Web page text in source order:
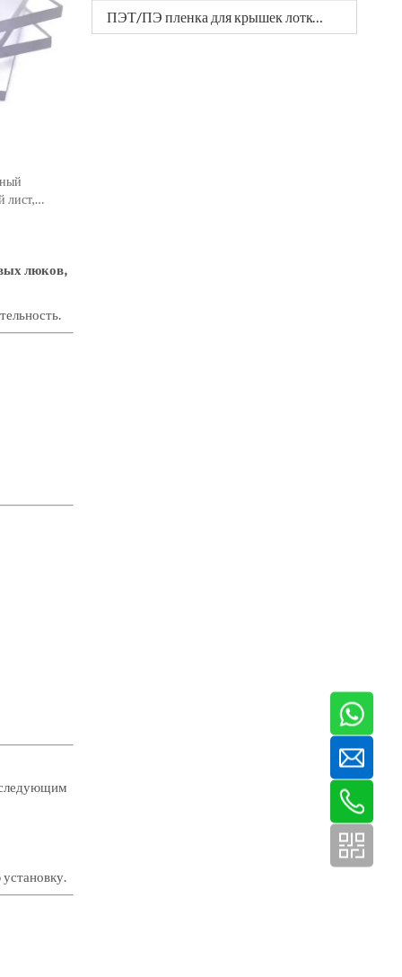
лист,
люков,
ПЭТ/ПЭ пленка для крышек лотков АПЭТ